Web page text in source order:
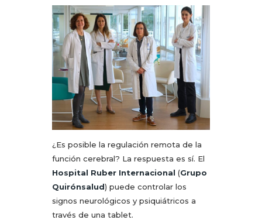
¿Es posible la regulación remota de la
función cerebral? La respuesta es sí. El
Hospital Ruber Internacional (Grupo
Quirónsalud) puede controlar los
signos neurológicos y psiquiátricos a
través de una tablet.